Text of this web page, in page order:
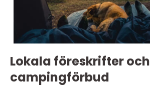
Lokala föreskrifter och
campingförbud